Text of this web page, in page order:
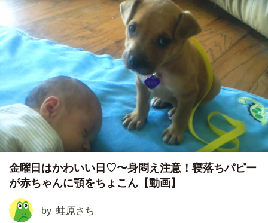
金曜日はかわいい日♡〜身悶え注意！寝落ちパピー
が赤ちゃんに顎をちょこん【動画】
by 蛙原さち